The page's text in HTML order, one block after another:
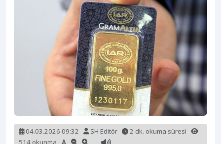
04.03.2026 09:32 SH Editör
2 dk. okuma süresi
514 okunma